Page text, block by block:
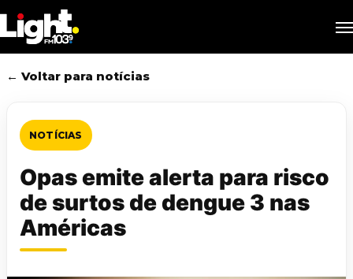
to
main
content
← Voltar para notícias
NOTÍCIAS
Opas emite alerta para risco
de surtos de dengue 3 nas
Américas